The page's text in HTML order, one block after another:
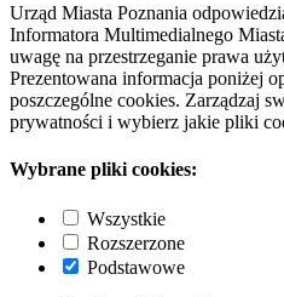
Urząd Miasta Poznania
Informatora Multimedialnego
uwagę na przestrzeganie prawa
Prezentowana informacja poniżej
poszczególne cookies. Zarządzaj
prywatności i wybierz jakie pliki
Wybrane pliki cookies:
Wszystkie
Rozszerzone
Podstawowe